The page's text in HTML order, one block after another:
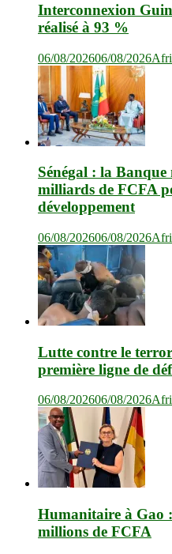
Interconnexion
réalisé à 93 %
06/08/202606/08/2026
Sénégal : la
milliards de FCFA
développement
06/08/202606/08/2026
Lutte contre le
première ligne de
06/08/202606/08/2026
Humanitaire à Gao
millions de FCFA